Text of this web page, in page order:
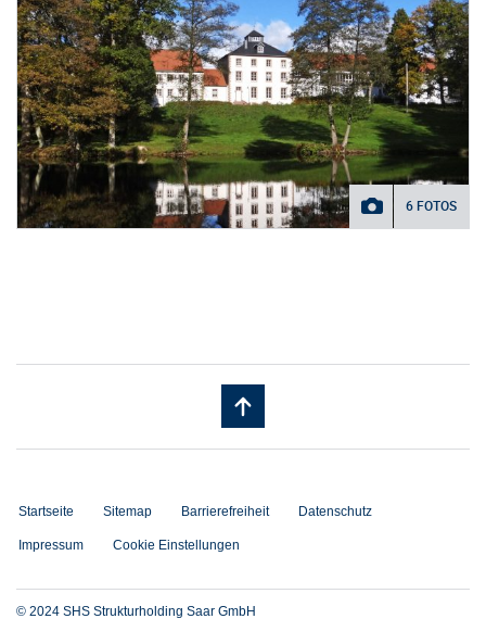
6 FOTOS
Startseite Sitemap Barrierefreiheit Datenschutz
Impressum Cookie Einstellungen
© 2024 SHS Strukturholding Saar GmbH